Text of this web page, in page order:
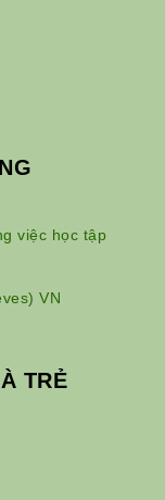
việc học tập
VN
TRẺ